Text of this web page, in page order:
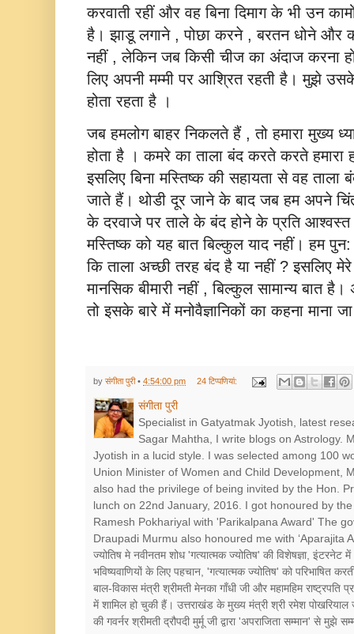
करवाती रहीं और वह बिना दिमाग के भी उन
है। झाडू लगाने , पोछा करने , बरतन धोने और
नहीं , लेकिन जब किसी चीज का अंदाज करना
लिए अपनी मम्‍मी पर आश्रित रहती है। मुझे
होता रहता है ।
जब हमलोग बाहर निकलते हैं , तो हमारा मुख्‍य
होता है । कमरे का ताला बंद करते करते
इसलिए बिना मस्तिष्‍क की सहायता से वह
जाते हैं। थोडी दूर जाने के बाद जब हम अपने
के दरवाजे पर ताले के बंद होने के प्रति आश्‍वस्‍त
मस्तिष्‍क को यह बात बिल्‍कुल याद नहीं। हम
कि ताला अच्‍छी तरह बंद है या नहीं ? इसलिए
मानसिक बीमारी नहीं , बिल्‍कुल सामान्‍य बात
तो इसके बारे में मनोवैज्ञानिकों का कहना माना
by संगीता पुरी• 4:54:00 pm 24 टिप्‍पणियां:
संगीता पुरी
Specialist in Gatyatmak Jyotish, latest
Sagar Mahtha, I write blogs on Astrology.
Jyotish in a lucid style. I was selected among 100
Union Minister of Women and Child Development,
also had the privilege of being invited by the Hon.
lunch on 22nd January, 2016. I got honoured by
Ramesh Pokhariyal with 'Parikalpana Award' The
Draupadi Murmu also honoured me with ‘Aparajita
ज्योतिष मे नवीनतम शोध 'गत्यात्मक ज्योतिष' की विशेषज्ञा,
भविष्यवाणियों के लिए पहचान, 'गत्यात्मक ज्योतिष' को परिभाषित
बाल-विकास मंत्री श्रीमती मेनका गाँधी जी और महामहिम
में शामिल हो चुकी हैं। उत्तराखंड के मुख्य मंत्री श्री रमेश पोखरियाल
की गवर्नर श्रीमती द्रौपदी मुर्मू जी द्वारा 'अपराजिता सम्मान' से